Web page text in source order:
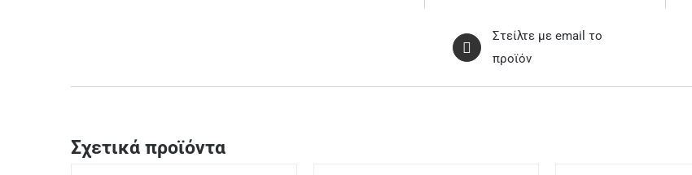
Στείλτε με email το
προϊόν
Σχετικά προϊόντα